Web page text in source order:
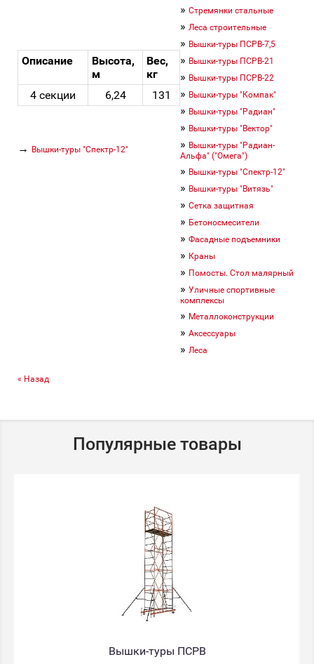
Описание
Высота,
м
Вес,
кг
4 секции
6,24 131
→ Вышки-туры "Спектр-12"
» Стремянки стальные
» Леса строительные
» Вышки-туры ПСРВ-7,5
» Вышки-туры ПСРВ-21
» Вышки-туры ПСРВ-22
» Вышки-туры "Компак"
» Вышки-туры "Радиан"
» Вышки-туры "Вектор"
» Вышки-туры "Радиан-
Альфа" ("Омега")
» Вышки-туры "Спектр-12"
» Вышки-туры "Витязь"
» Сетка защитная
» Бетоносмесители
» Фасадные подъемники
» Краны
» Помосты. Стол малярный
» Уличные спортивные
комплексы
» Металлоконструкции
» Аксессуары
» Леса
« Назад
Популярные товары
Вышки-туры ПСРВ